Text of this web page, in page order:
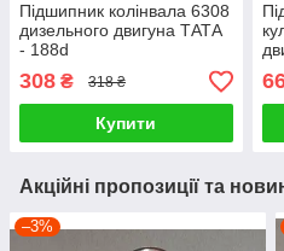
Підшипник колінвала 6308
дизельного двигуна ТАТА
- 188d
308 ₴ 318 ₴
Купити
Акційні пропозиції та
–3%